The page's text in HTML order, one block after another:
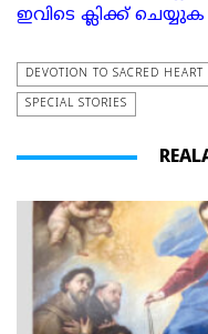
ഇവിടെ ക്ലിക്ക് ചെയ്യുക
DEVOTION TO SACRED HEART
SPECIAL STORIES